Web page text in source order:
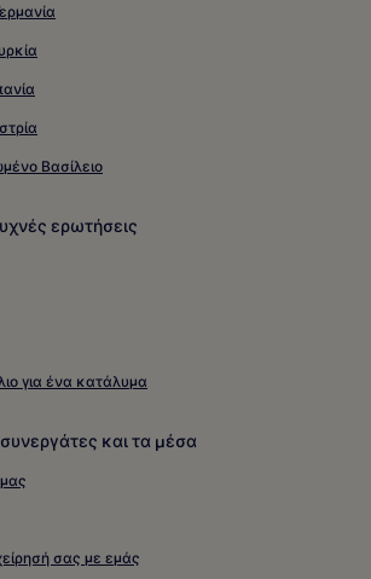
Βασίλειο
ερωτήσεις
για ένα κατάλυμα
και τα μέσα
σας με εμάς